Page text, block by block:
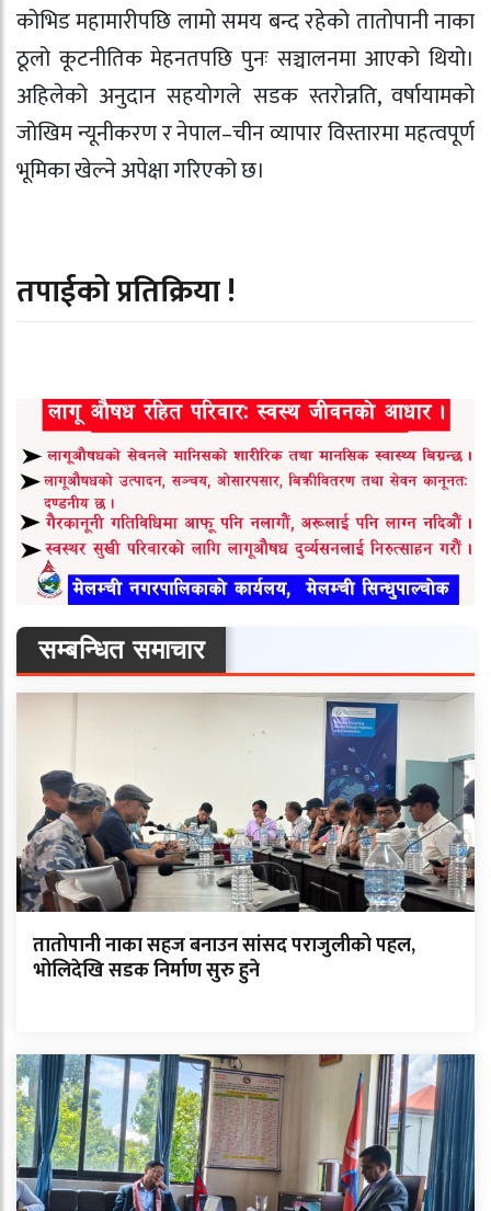
कोभिड महामारीपछि लामो समय बन्द रहेको तातोपानी नाका
ठूलो कूटनीतिक मेहनतपछि पुनः सञ्चालनमा आएको थियो।
अहिलेको अनुदान सहयोगले सडक स्तरोन्नति, वर्षायामको
जोखिम न्यूनीकरण र नेपाल–चीन व्यापार विस्तारमा महत्वपूर्ण
भूमिका खेल्ने अपेक्षा गरिएको छ।
तपाईको प्रतिक्रिया !
सम्बन्धित समाचार
तातोपानी नाका सहज बनाउन सांसद पराजुलीको पहल,
भोलिदेखि सडक निर्माण सुरु हुने